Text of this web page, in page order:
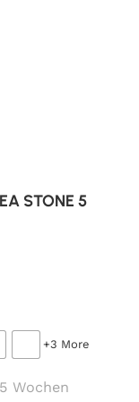
STONE 5
+3 More
Wochen